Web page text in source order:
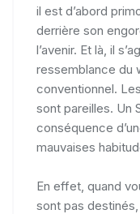
il est d’abord
derrière son
l’avenir. Et là, il
ressemblance du
conventionnel.
sont pareilles. Un
conséquence
mauvaises
En effet, quand
sont pas